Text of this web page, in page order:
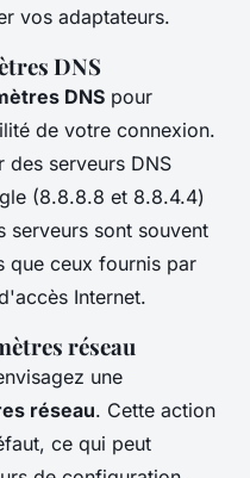
vos adaptateurs.
DNS
DNS pour
de votre connexion.
serveurs DNS
(8.8.8.8 et 8.8.4.4)
serveurs sont souvent
que ceux fournis par
Internet.
réseau
une
réseau. Cette action
ce qui peut